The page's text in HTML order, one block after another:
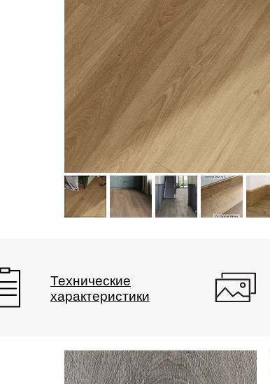
Технические
характеристики